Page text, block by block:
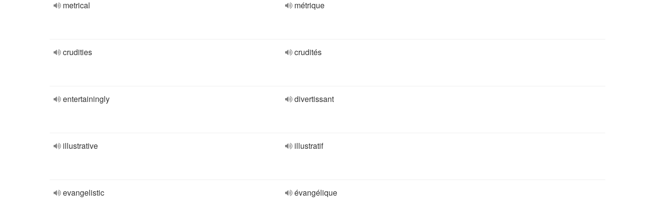
metrical métrique
crudities crudités
entertainingly divertissant
illustrative illustratif
evangelistic évangélique